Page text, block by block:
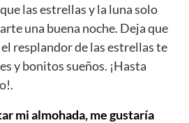
las estrellas y la luna solo
una buena noche. Deja que
el resplandor de las estrellas te
y bonitos sueños. ¡Hasta
mi almohada, me gustaría